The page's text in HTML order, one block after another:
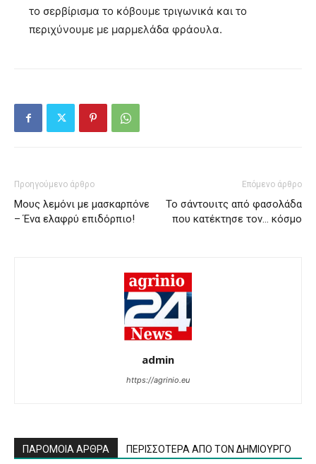
το σερβίρισμα το κόβουμε τριγωνικά και το
περιχύνουμε με μαρμελάδα φράουλα.
Προηγούμενο άρθρο
Μους λεμόνι με μασκαρπόνε
– Ένα ελαφρύ επιδόρπιο!
Επόμενο άρθρο
Το σάντουιτς από φασολάδα
που κατέκτησε τον… κόσμο
admin
https://agrinio.eu
ΠΑΡΟΜΟΙΑ ΑΡΘΡΑ ΠΕΡΙΣΣΟΤΕΡΑ ΑΠΟ ΤΟΝ ΔΗΜΙΟΥΡΓΟ